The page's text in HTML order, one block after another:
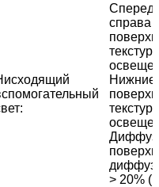
:
справа
Нижние
> 20%